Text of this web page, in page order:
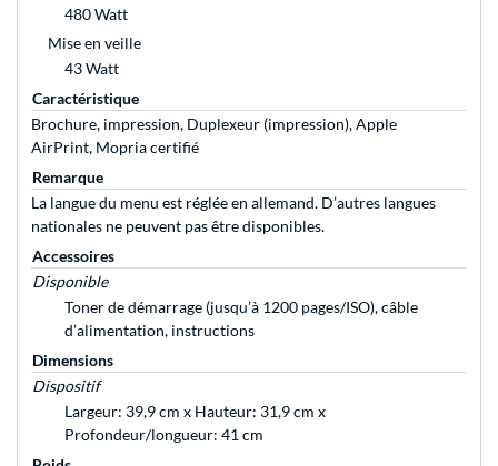
480 Watt
Mise en veille
43 Watt
Caractéristique
Brochure, impression, Duplexeur (impression), Apple
AirPrint, Mopria certifié
Remarque
La langue du menu est réglée en allemand. D’autres langues
nationales ne peuvent pas être disponibles.
Accessoires
Disponible
Toner de démarrage (jusqu’à 1200 pages/ISO), câble
d’alimentation, instructions
Dimensions
Dispositif
Largeur: 39,9 cm x Hauteur: 31,9 cm x
Profondeur/longueur: 41 cm